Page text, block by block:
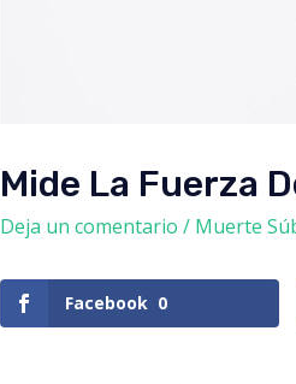
Mide La Fuerza
Deja un comentario / Muerte
Facebook 0